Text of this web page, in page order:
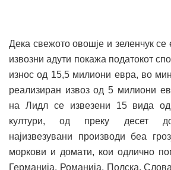
Дека свежото овошје и зеленчук
извозни адути покажа податокот
износ од 15,5 милиони евра, во
реализиран извоз од 5 милиони
на Лидл се извезени 15 вида од
култури, од преку десет
најизвезувани производи беа
моркови и домати, кои одлично
Германија, Романија, Полска,